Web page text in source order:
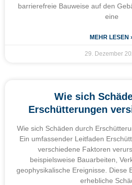
barrierefreie Bauweise auf den
eine
MEHR LESEN
29. Dezember
Wie sich
Erschütterungen
Wie sich Schäden durch
Ein umfassender Leitfaden
verschiedene Faktoren
beispielsweise Bauarbeiten,
geophysikalische Ereignisse. Diese
erhebliche